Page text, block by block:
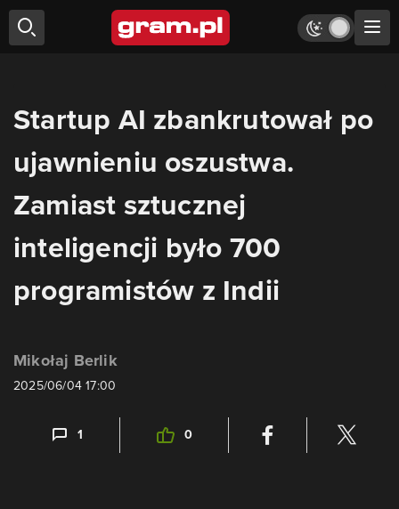
Startup AI zbankrutował po
ujawnieniu oszustwa.
Zamiast sztucznej
inteligencji było 700
programistów z Indii
Mikołaj Berlik
2025/06/04 17:00
1 0